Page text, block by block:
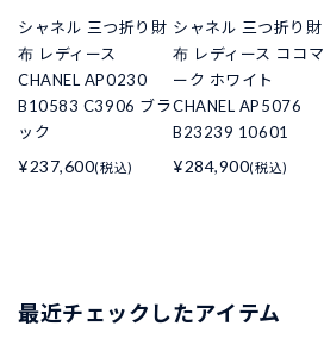
シャネル 三つ折り財
布 レディース
CHANEL AP0230
B10583 C3906 ブラ
ック
¥237,600(税込)
シャネル 三つ折り財
布 レディース ココマ
ーク ホワイト
CHANEL AP5076
B23239 10601
¥284,900(税込)
最近チェックしたアイテム